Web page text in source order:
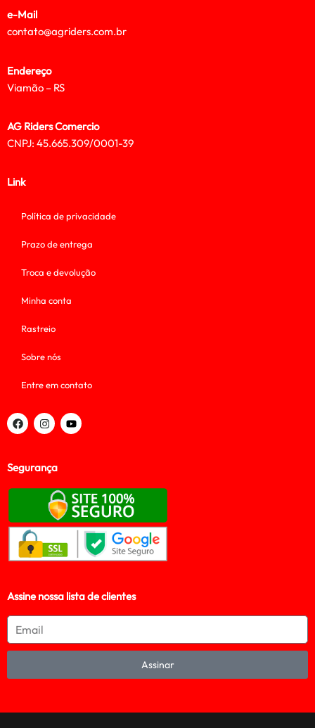
e-Mail
contato@agriders.com.br
Endereço
Viamão – RS
AG Riders Comercio
CNPJ: 45.665.309/0001-39
Link
Política de privacidade
Prazo de entrega
Troca e devolução
Minha conta
Rastreio
Sobre nós
Entre em contato
Segurança
Assine nossa lista de clientes
Assinar